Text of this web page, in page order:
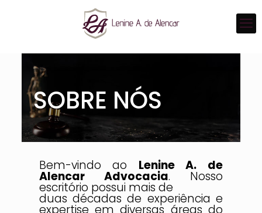
SOBRE NÓS
Bem-vindo ao Lenine A. de
Alencar Advocacia. Nosso
escritório possui mais de
duas décadas de experiência e
expertise em diversas áreas do